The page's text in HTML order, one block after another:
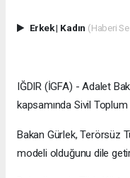
Erkek| Kadın (Haberi
IĞDIR (İGFA) - Adalet
kapsamında Sivil Toplum
Bakan Gürlek, Terörsüz
modeli olduğunu dile